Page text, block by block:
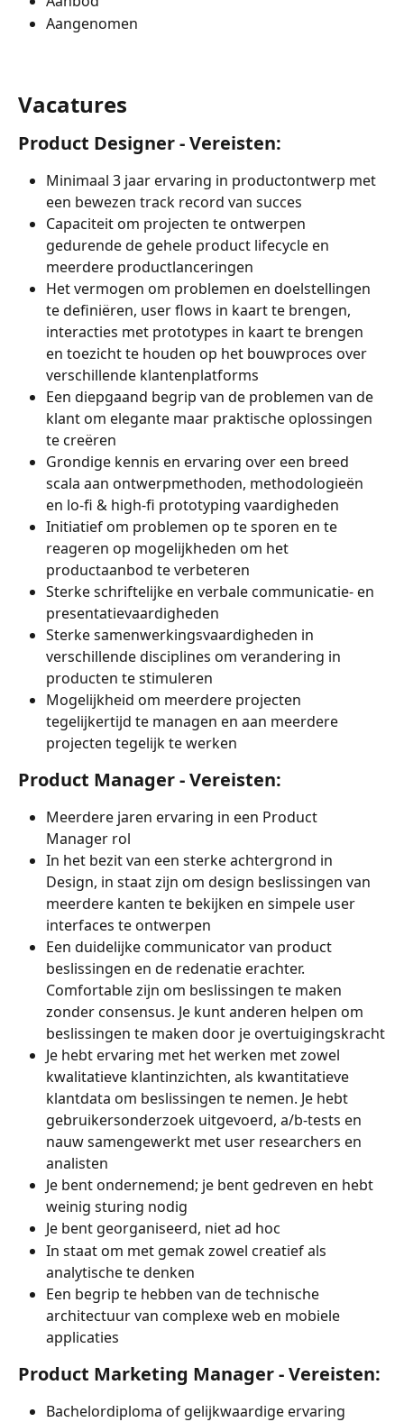
Aangenomen
Vacatures
Product Designer - Vereisten:
Minimaal 3 jaar ervaring in productontwerp met
een bewezen track record van succes
Capaciteit om projecten te ontwerpen
gedurende de gehele product lifecycle en
meerdere productlanceringen
Het vermogen om problemen en doelstellingen
te definiëren, user flows in kaart te brengen,
interacties met prototypes in kaart te brengen
en toezicht te houden op het bouwproces over
verschillende klantenplatforms
Een diepgaand begrip van de problemen van de
klant om elegante maar praktische oplossingen
te creëren
Grondige kennis en ervaring over een breed
scala aan ontwerpmethoden, methodologieën
en lo-fi & high-fi prototyping vaardigheden
Initiatief om problemen op te sporen en te
reageren op mogelijkheden om het
productaanbod te verbeteren
Sterke schriftelijke en verbale communicatie- en
presentatievaardigheden
Sterke samenwerkingsvaardigheden in
verschillende disciplines om verandering in
producten te stimuleren
Mogelijkheid om meerdere projecten
tegelijkertijd te managen en aan meerdere
projecten tegelijk te werken
Product Manager - Vereisten:
Meerdere jaren ervaring in een Product
Manager rol
In het bezit van een sterke achtergrond in
Design, in staat zijn om design beslissingen van
meerdere kanten te bekijken en simpele user
interfaces te ontwerpen
Een duidelijke communicator van product
beslissingen en de redenatie erachter.
Comfortable zijn om beslissingen te maken
zonder consensus. Je kunt anderen helpen om
beslissingen te maken door je overtuigingskracht
Je hebt ervaring met het werken met zowel
kwalitatieve klantinzichten, als kwantitatieve
klantdata om beslissingen te nemen. Je hebt
gebruikersonderzoek uitgevoerd, a/b-tests en
nauw samengewerkt met user researchers en
analisten
Je bent ondernemend; je bent gedreven en hebt
weinig sturing nodig
Je bent georganiseerd, niet ad hoc
In staat om met gemak zowel creatief als
analytische te denken
Een begrip te hebben van de technische
architectuur van complexe web en mobiele
applicaties
Product Marketing Manager - Vereisten:
Bachelordiploma of gelijkwaardige ervaring